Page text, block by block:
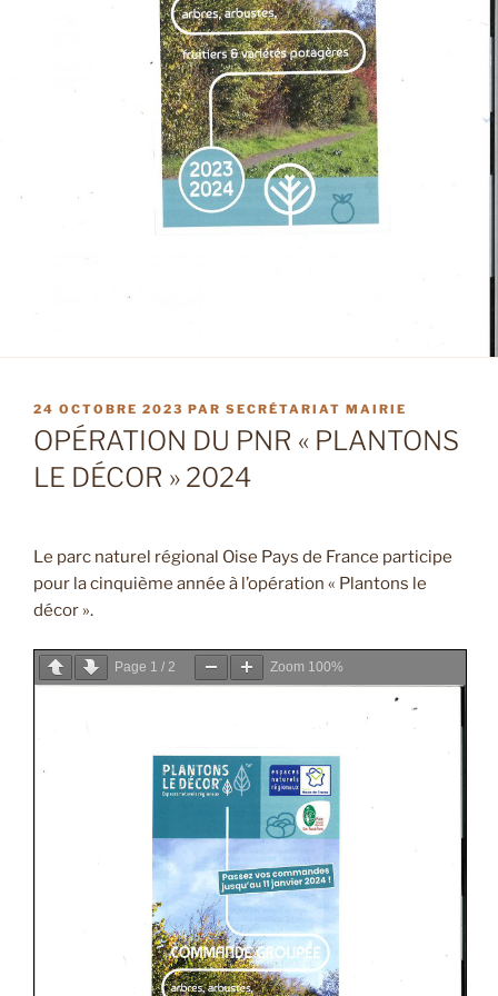
PUBLIÉ
LE
24 OCTOBRE 2023 PAR SECRÉTARIAT MAIRIE
OPÉRATION DU PNR « PLANTONS
LE DÉCOR » 2024
Le parc naturel régional Oise Pays de France participe
pour la cinquième année à l’opération « Plantons le
décor ».
Page 1 / 2 Zoom 100%